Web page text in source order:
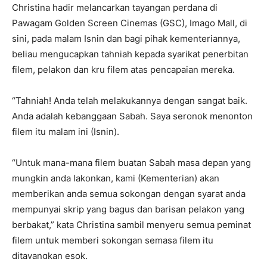
Christina hadir melancarkan tayangan perdana di
Pawagam Golden Screen Cinemas (GSC), Imago Mall, di
sini, pada malam Isnin dan bagi pihak kementeriannya,
beliau mengucapkan tahniah kepada syarikat penerbitan
filem, pelakon dan kru filem atas pencapaian mereka.
“Tahniah! Anda telah melakukannya dengan sangat baik.
Anda adalah kebanggaan Sabah. Saya seronok menonton
filem itu malam ini (Isnin).
“Untuk mana-mana filem buatan Sabah masa depan yang
mungkin anda lakonkan, kami (Kementerian) akan
memberikan anda semua sokongan dengan syarat anda
mempunyai skrip yang bagus dan barisan pelakon yang
berbakat,” kata Christina sambil menyeru semua peminat
filem untuk memberi sokongan semasa filem itu
ditayangkan esok.